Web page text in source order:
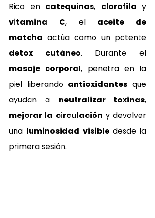
Rico en catequinas, clorofila
vitamina C, el aceite de
matcha
detox cutáneo
masaje corporal, penetra en la
piel liberando antioxidantes que
ayudan a neutralizar toxinas
mejorar la circulación y devolver
una luminosidad visible desde la
primera sesión.